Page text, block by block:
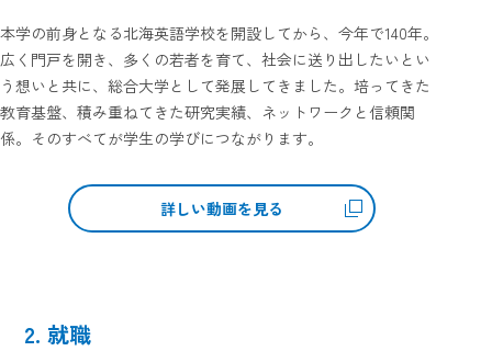
北海学園大学 アクセス お問い合わせ
本学の前身となる北海英語学校を開設してから、今年で140年。
広く門戸を開き、多くの若者を育て、社会に送り出したいとい
う想いと共に、総合大学として発展してきました。培ってきた
教育基盤、積み重ねてきた研究実績、ネットワークと信頼関
係。そのすべてが学生の学びにつながります。
詳しい動画を見る
2. 就職